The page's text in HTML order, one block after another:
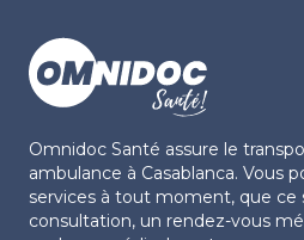
Omnidoc Santé assure le
ambulance à Casablanca. Vous
services à tout moment, que ce
consultation, un rendez-vous